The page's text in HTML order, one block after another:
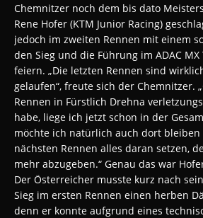
Chemnitzer noch dem bis dato
Rene Hofer (KTM Junior Racing)
jedoch im zweiten Rennen mit einem
den Sieg und die Führung im ADAC MX
feiern. „Die letzten Rennen sind
gelaufen“, freute sich der Chemnitzer.
Rennen in Fürstlich Drehna
habe, liege ich jetzt schon in der
möchte ich natürlich auch dort
nächsten Rennen alles daran setzen,
mehr abzugeben.“ Genau das war
Der Österreicher musste kurz nach
Sieg im ersten Rennen einen herben
denn er konnte aufgrund eines